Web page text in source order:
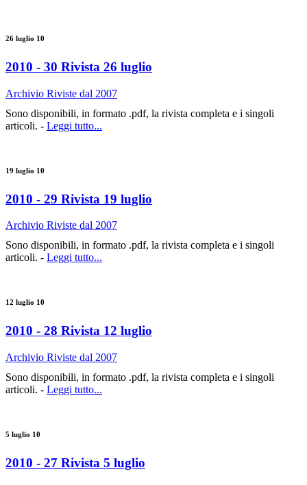
26 luglio 10
2010 - 30 Rivista 26 luglio
Archivio Riviste dal 2007
Sono disponibili, in formato .pdf, la rivista completa e i singoli
articoli. - Leggi tutto...
19 luglio 10
2010 - 29 Rivista 19 luglio
Archivio Riviste dal 2007
Sono disponibili, in formato .pdf, la rivista completa e i singoli
articoli. - Leggi tutto...
12 luglio 10
2010 - 28 Rivista 12 luglio
Archivio Riviste dal 2007
Sono disponibili, in formato .pdf, la rivista completa e i singoli
articoli. - Leggi tutto...
5 luglio 10
2010 - 27 Rivista 5 luglio